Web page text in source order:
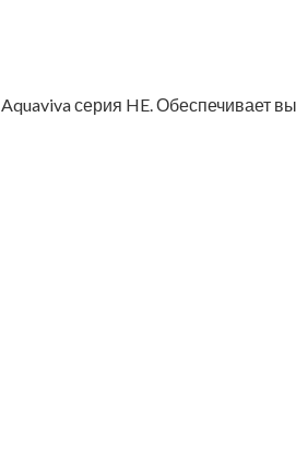
серия HE. Обеспечивает